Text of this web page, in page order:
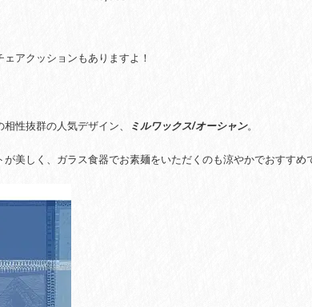
アクッションもありますよ！
性抜群の人気デザイン、 ミルワックス/オーシャン。
美しく、ガラス食器でお素麺をいただくのも涼やかでおすすめ